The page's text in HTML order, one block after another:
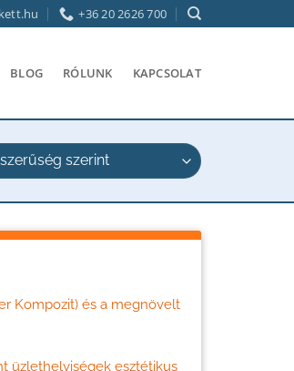
+36 20 2626 700
BLOG RÓLUNK KAPCSOLAT
Kompozit) és a megnövelt
üzlethelyiségek esztétikus